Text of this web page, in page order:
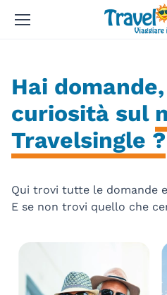
Hai
curiosità sul
Travelsingle ?
Qui trovi tutte le domande
E se non trovi quello che